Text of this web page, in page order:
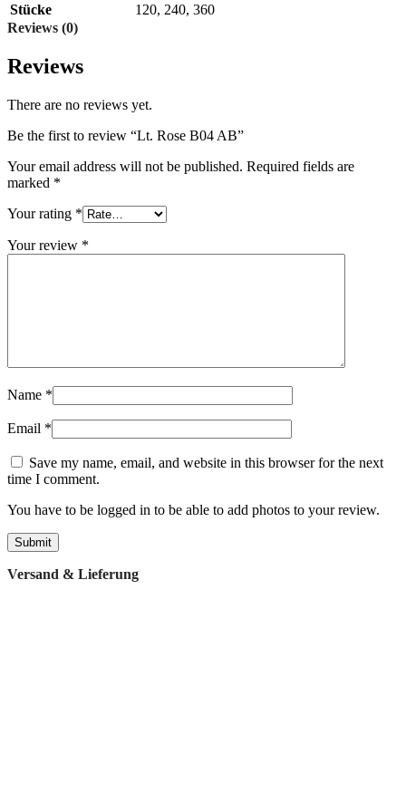
Stücke 120, 240, 360
Reviews (0)
Reviews
There are no reviews yet.
Be the first to review “Lt. Rose B04 AB”
Your email address will not be published. Required fields are
marked *
Your rating *
Your review *
Name *
Email *
Save my name, email, and website in this browser for the next
time I comment.
You have to be logged in to be able to add photos to your review.
Versand & Lieferung